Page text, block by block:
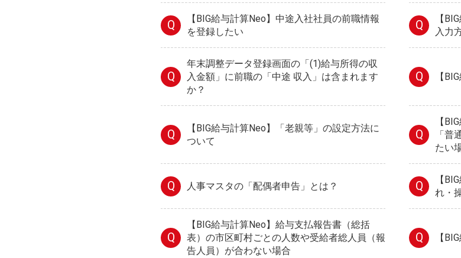
Q
【BIG給与計算Neo】中途入社社員の前職情報
を登録したい
Q
【
入力
Q
年末調整データ登録画面の「(1)給与所得の収
入金額」に前職の「中途 収入」は含まれます
か？
Q 【
Q
【BIG給与計算Neo】「老親等」の設定方法に
ついて
Q
【
「普
たい
Q 人事マスタの「配偶者申告」とは？ Q
【
れ・
Q
【BIG給与計算Neo】給与支払報告書（総括
表）の市区町村ごとの人数や受給者総人員（報
告人員）が合わない場合
Q 【